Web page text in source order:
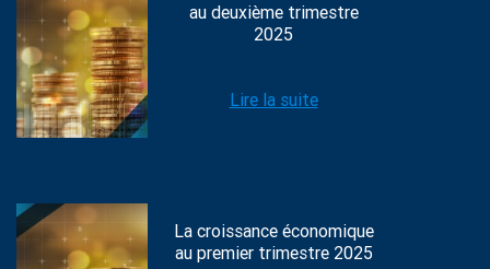
au deuxième trimestre
2025
Lire la suite
La croissance économique
au premier trimestre 2025